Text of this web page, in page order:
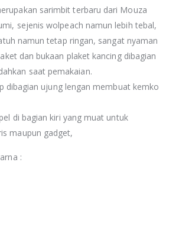
sarimbit terbaru dari Mouza
sejenis wolpeach namun lebih tebal,
namun tetap ringan, sangat nyaman
dan bukaan plaket kancing dibagian
saat pemakaian.
dibagian ujung lengan membuat kemko
di bagian kiri yang muat untuk
maupun gadget,
: